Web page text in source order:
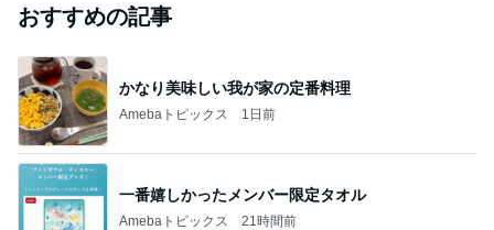
おすすめの記事
かなり美味しい我が家の定番料理
Amebaトピックス 1日前
一番嬉しかったメンバー限定タオル
Amebaトピックス 21時間前